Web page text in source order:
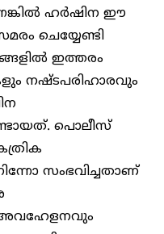
ഹർഷിന ഈ
ചെയ്യേണ്ടി
ഇത്തരം
നഷ്ടപരിഹാരവും
പൊലീസ്
സംഭവിച്ചതാണ്
അവഹേളനവും